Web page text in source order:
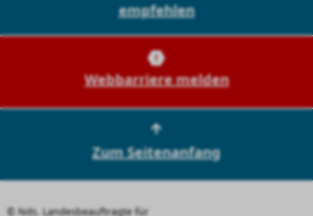
empfehlen
Webbarriere melden
Zum Seitenanfang
© Nds. Landesbeauftragte für